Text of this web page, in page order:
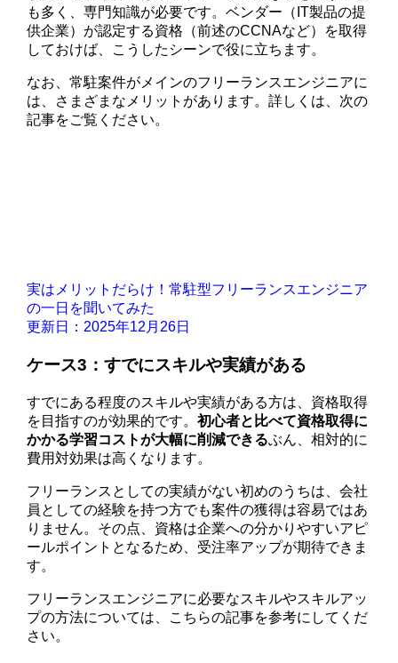
も多く、専門知識が必要です。ベンダー（IT製品の提
供企業）が認定する資格（前述のCCNAなど）を取得
しておけば、こうしたシーンで役に立ちます。
なお、常駐案件がメインのフリーランスエンジニアに
は、さまざまなメリットがあります。詳しくは、次の
記事をご覧ください。
実はメリットだらけ！常駐型フリーランスエンジニア
の一日を聞いてみた
更新日：2025年12月26日
ケース3：すでにスキルや実績がある
すでにある程度のスキルや実績がある方は、資格取得
を目指すのが効果的です。初心者と比べて資格取得に
かかる学習コストが大幅に削減できるぶん、相対的に
費用対効果は高くなります。
フリーランスとしての実績がない初めのうちは、会社
員としての経験を持つ方でも案件の獲得は容易ではあ
りません。その点、資格は企業への分かりやすいアピ
ールポイントとなるため、受注率アップが期待できま
す。
フリーランスエンジニアに必要なスキルやスキルアッ
プの方法については、こちらの記事を参考にしてくだ
さい。